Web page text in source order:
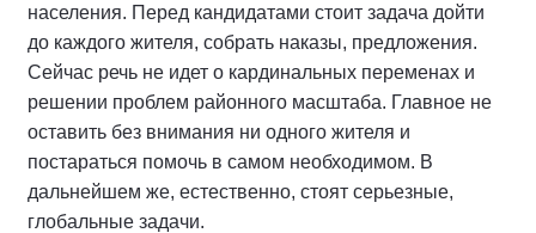
населения. Перед кандидатами стоит задача дойти
до каждого жителя, собрать наказы, предложения.
Сейчас речь не идет о кардинальных переменах и
решении проблем районного масштаба. Главное не
оставить без внимания ни одного жителя и
постараться помочь в самом необходимом. В
дальнейшем же, естественно, стоят серьезные,
глобальные задачи.